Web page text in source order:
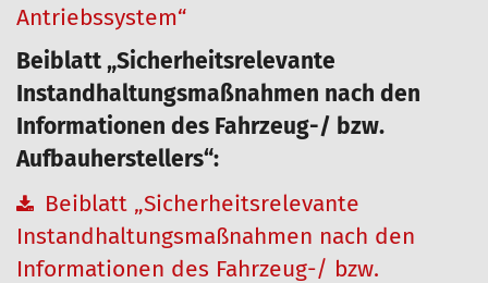
Antriebssystem“
Beiblatt „Sicherheitsrelevante
Instandhaltungsmaßnahmen nach den
Informationen des Fahrzeug-/ bzw.
Aufbauherstellers“:
Beiblatt „Sicherheitsrelevante
Instandhaltungsmaßnahmen nach den
Informationen des Fahrzeug-/ bzw.